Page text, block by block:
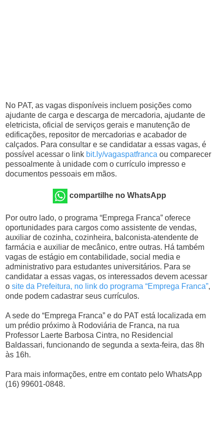
No PAT, as vagas disponíveis incluem posições como
ajudante de carga e descarga de mercadoria, ajudante de
eletricista, oficial de serviços gerais e manutenção de
edificações, repositor de mercadorias e acabador de
calçados. Para consultar e se candidatar a essas vagas, é
possível acessar o link bit.ly/vagaspatfranca ou comparecer
pessoalmente à unidade com o currículo impresso e
documentos pessoais em mãos.
compartilhe no WhatsApp
Por outro lado, o programa “Emprega Franca” oferece
oportunidades para cargos como assistente de vendas,
auxiliar de cozinha, cozinheira, balconista-atendente de
farmácia e auxiliar de mecânico, entre outras. Há também
vagas de estágio em contabilidade, social media e
administrativo para estudantes universitários. Para se
candidatar a essas vagas, os interessados devem acessar
osite da Prefeitura, no link do programa “Emprega Franca”,
onde podem cadastrar seus currículos.
A sede do “Emprega Franca” e do PAT está localizada em
um prédio próximo à Rodoviária de Franca, na rua
Professor Laerte Barbosa Cintra, no Residencial
Baldassari, funcionando de segunda a sexta-feira, das 8h
às 16h.
Para mais informações, entre em contato pelo WhatsApp
(16) 99601-0848.